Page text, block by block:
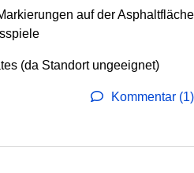
auf der Asphaltfläche
(da Standort ungeeignet)
Kommentar (1)